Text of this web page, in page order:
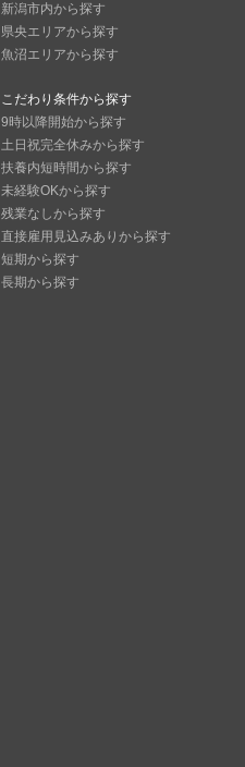
新潟市内から探す
県央エリアから探す
魚沼エリアから探す
こだわり条件から探す
9時以降開始から探す
土日祝完全休みから探す
扶養内短時間から探す
未経験OKから探す
残業なしから探す
直接雇用見込みありから探す
短期から探す
長期から探す